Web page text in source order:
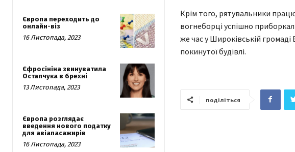
Європа переходить до
онлайн-віз
16 Листопада, 2023
Єфросініна звинуватила
Остапчука в брехні
13 Листопада, 2023
Європа розглядає
введення нового податку
для авіапасажирів
16 Листопада, 2023
Крім того, рятувальники
вогнеборці успішно
же час у Широківській
покинутої будівлі.
поділіться